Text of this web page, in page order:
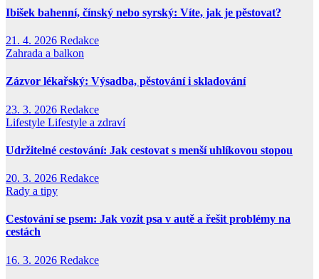
Ibišek bahenní, čínský nebo syrský: Víte, jak je pěstovat?
21. 4. 2026 Redakce
Zahrada a balkon
Zázvor lékařský: Výsadba, pěstování i skladování
23. 3. 2026 Redakce
Lifestyle Lifestyle a zdraví
Udržitelné cestování: Jak cestovat s menší uhlíkovou stopou
20. 3. 2026 Redakce
Rady a tipy
Cestování se psem: Jak vozit psa v autě a řešit problémy na
cestách
16. 3. 2026 Redakce